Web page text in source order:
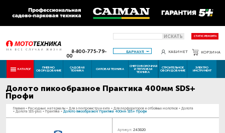
ИСКАТЬ СТАТУС РЕМОНТА
8-800-775-79-
00
БАРНАУЛ КАБИНЕТ КОРЗИНА
КАТАЛОГ ПНЕВМО
ОБОРУДОВАНИЕ
САДОВАЯ
ТЕХНИКА СИЛОВАЯ ТЕХНИКА
СНЕГОУБОРОЧНАЯ
И ТЕПЛОВАЯ
ТЕХНИКА
СТРОИТЕЛЬНОЕ
ОБОРУДОВАНИЕ
ЭЛЕКТРО
ИНСТРУМЕНТ
Долото пикообразное Практика 400мм SDS+
Профи
Главная - Расходные материалы - Для электроинструмента - Для перфораторов и отбойных молотков - Долота
- Долота SDS-plus - Практика - Долото пикообразное Практика 400мм SDS+ Профи
Артикул: 243820